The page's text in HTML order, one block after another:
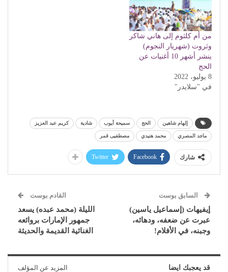
من أم كلثوم إلى هاني شاكر
وثروت (شهريار النجوم)
ينشر أشهر 10 أغنيات عن
الحج
8 يوليو، 2022
في "سلايدر"
إلهام شاهين الحج سميحة أيوب شادية كريم عبد العزيز
ماجد المصري محمد هنيدي مصطفيى قمر
شارك Facebook
Twitter
السابق بوست
إيفيهات (إسماعيل ياسين)
عبرت عن ضعفه، ودهائه،
وجبنه، في الأفلام!
القادم بوست
الليلة (محمد عبده) يسعد
جمهور الإمارات بروائعه
الغنائية القديمة والحديثة
قد يعجبك ايضا المزيد عن المؤلف